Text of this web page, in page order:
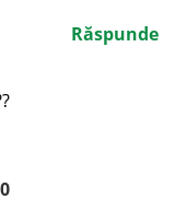
Răspunde